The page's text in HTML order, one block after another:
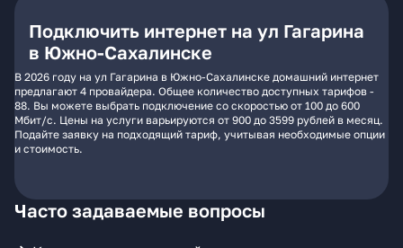
Подключить интернет на ул Гагарина
в Южно-Сахалинске
В 2026 году на ул Гагарина в Южно-Сахалинске домашний интернет
предлагают 4 провайдера. Общее количество доступных тарифов -
88. Вы можете выбрать подключение со скоростью от 100 до 600
Мбит/с. Цены на услуги варьируются от 900 до 3599 рублей в месяц.
Подайте заявку на подходящий тариф, учитывая необходимые опции
и стоимость.
Часто задаваемые вопросы